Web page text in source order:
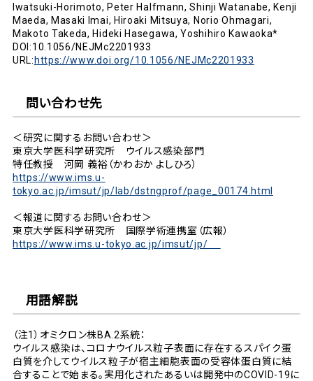
Iwatsuki-Horimoto, Peter Halfmann, Shinji Watanabe, Kenji
Maeda, Masaki Imai, Hiroaki Mitsuya, Norio Ohmagari,
Makoto Takeda, Hideki Hasegawa, Yoshihiro Kawaoka*
DOI:10.1056/NEJMc2201933
URL:https://www.doi.org/10.1056/NEJMc2201933
問い合わせ先
＜研究に関するお問い合わせ＞
東京大学医科学研究所 ウイルス感染部門
特任教授 河岡 義裕（かわおか よしひろ）
https://www.ims.u-
tokyo.ac.jp/imsut/jp/lab/dstngprof/page_00174.html
＜報道に関するお問い合わせ＞
東京大学医科学研究所 国際学術連携室（広報）
https://www.ims.u-tokyo.ac.jp/imsut/jp/
用語解説
（注1）オミクロン株BA.2系統：
ウイルス感染は、コロナウイルス粒子表面に存在するスパイク蛋
白質を介してウイルス粒子が宿主細胞表面の受容体蛋白質に結
合することで始まる。実用化されたあるいは開発中のCOVID-19に